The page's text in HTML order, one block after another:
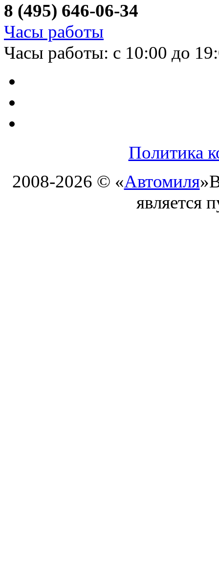
8 (495) 646-06-34
Часы работы
Часы работы: с 10:00 до
Политика
2008-2026 © «Автомиля»
является